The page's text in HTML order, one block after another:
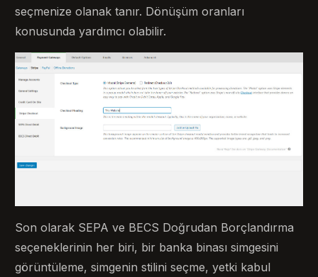
seçmenize olanak tanır. Dönüşüm oranları
konusunda yardımcı olabilir.
Son olarak SEPA ve BECS Doğrudan Borçlandırma
seçeneklerinin her biri, bir banka binası simgesini
görüntüleme, simgenin stilini seçme, yetki kabul